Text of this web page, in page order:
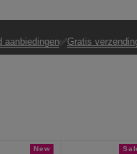
aanbiedingen✅Gratis
New